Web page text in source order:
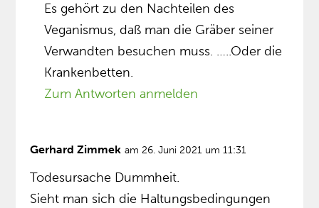
Es gehört zu den Nachteilen des
Veganismus, daß man die Gräber seiner
Verwandten besuchen muss. …..Oder die
Krankenbetten.
Zum Antworten anmelden
Gerhard Zimmek am 26. Juni 2021 um 11:31
Todesursache Dummheit.
Sieht man sich die Haltungsbedingungen